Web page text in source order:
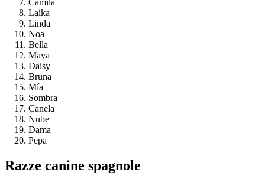
Camila
Laika
Linda
Noa
Bella
Maya
Daisy
Bruna
Mía
Sombra
Canela
Nube
Dama
Pepa
Razze canine spagnole